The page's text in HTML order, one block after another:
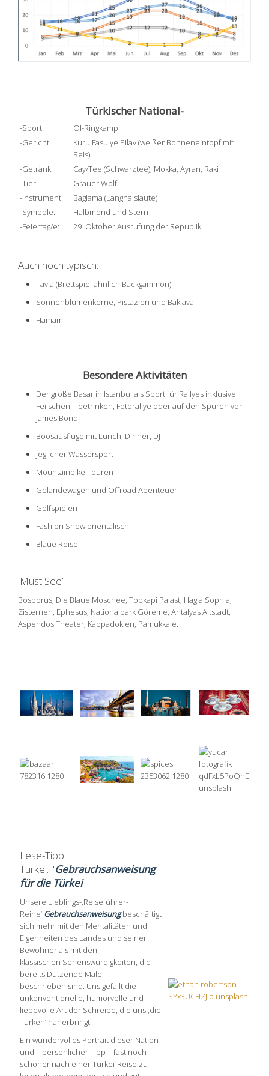
Türkischer National-
-Sport:
Öl-Ringkampf
-Gericht:
Kuru Fasulye Pilav (weißer Bohneneintopf mit
Reis)
-Getränk:
Cay/Tee (Schwarztee), Mokka, Ayran, Raki
-Tier:
Grauer Wolf
-Instrument:
Baglama (Langhalslaute)
-Symbole:
Halbmond und Stern
-Feiertag/e:
29. Oktober Ausrufung der Republik
Auch noch typisch:
Tavla (Brettspiel ähnlich Backgammon)
Sonnenblumenkerne, Pistazien und Baklava
Hamam
Besondere Aktivitäten
Der große Basar in Istanbul als Sport für Rallyes inklusive
Feilschen, Teetrinken, Fotorallye oder auf den Spuren von
James Bond
Boosausflüge mit Lunch, Dinner, DJ
Jeglicher Wassersport
Mountainbike Touren
Geländewagen und Offroad Abenteuer
Golfspielen
Fashion Show orientalisch
Blaue Reise
'Must See’:
Bosporus, Die Blaue Moschee, Topkapi Palast, Hagia Sophia,
Zisternen, Ephesus, Nationalpark Göreme, Antalyas Altstadt,
Aspendos Theater, Kappadokien, Pamukkale.
Lese-Tipp
Türkei: "Gebrauchsanweisung
für die Türkei"
Unsere Lieblings-‚Reiseführer-
Reihe‘ Gebrauchsanweisungbeschäftigt
sich mehr mit den Mentalitäten und
Eigenheiten des Landes und seiner
Bewohner als mit den
klassischen Sehenswürdigkeiten, die
bereits Dutzende Male
beschrieben sind. Uns gefällt die
unkonventionelle, humorvolle und
liebevolle Art der Schreibe, die uns ‚die
Türken‘ näherbringt.
Ein wundervolles Portrait dieser Nation
und – persönlicher Tipp – fast noch
schöner nach einer Türkei-Reise zu